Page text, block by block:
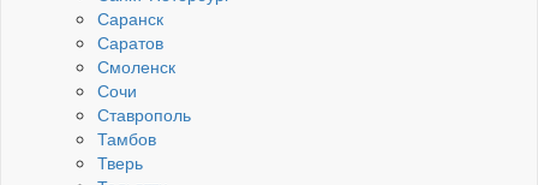
Саранск
Саратов
Смоленск
Сочи
Ставрополь
Тамбов
Тверь